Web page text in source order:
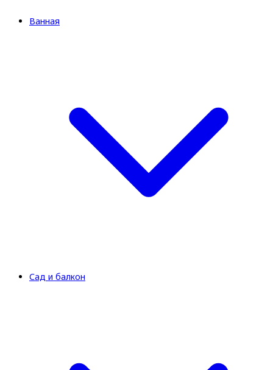
Ванная
Сад и балкон